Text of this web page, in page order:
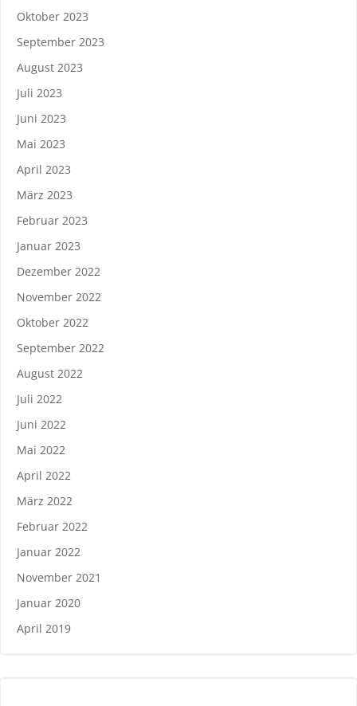
Oktober 2023
September 2023
August 2023
Juli 2023
Juni 2023
Mai 2023
April 2023
März 2023
Februar 2023
Januar 2023
Dezember 2022
November 2022
Oktober 2022
September 2022
August 2022
Juli 2022
Juni 2022
Mai 2022
April 2022
März 2022
Februar 2022
Januar 2022
November 2021
Januar 2020
April 2019